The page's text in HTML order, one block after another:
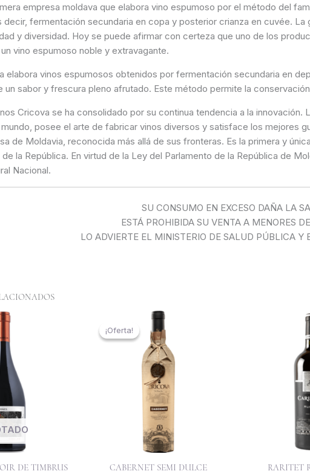
empresa moldava que elabora vino espumoso por el método del
decir, fermentación secundaria en copa y posterior crianza en cuvée.
y diversidad. Hoy se puede afirmar con certeza que uno de los
vino espumoso noble y extravagante.
elabora vinos espumosos obtenidos por fermentación secundaria en
un sabor y frescura pleno afrutado. Este método permite la
Cricova se ha consolidado por su continua tendencia a la
posee el arte de fabricar vinos diversos y satisface los mejores
de Moldavia, reconocida más allá de sus fronteras. Es la primera y
la República. En virtud de la Ley del Parlamento de la República de
Nacional.
SU CONSUMO EN EXCESO DAÑA LA
ESTÁ PROHIBIDA SU VENTA A MENORES
LO ADVIERTE EL MINISTERIO DE SALUD PÚBLICA Y
DE TIMBRUS
El
precio
original
era:
₲ 273.000.
¡Oferta!
¡Oferta!
CABERNET SEMI DULCE
El
precio
original
era:
₲ 70.000.
RARITET